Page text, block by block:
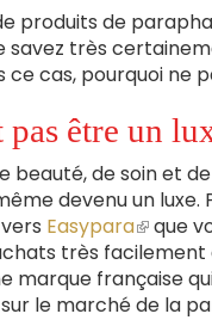
produits de
savez très
ce cas, pourquoi ne
être un
beauté, de soin et
devenu un
Easypara(le
lien
est
que
très facilement
marque française
le marché de la